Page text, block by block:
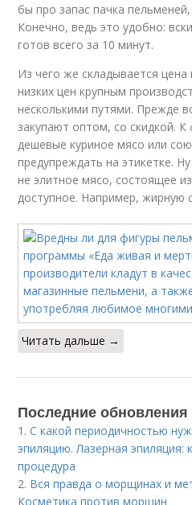
бы про запас пачка
Конечно, ведь это удобно:
готов всего за 10 минут.
Из чего же складывается
низких цен крупным
несколькими путями. Прежде
закупают оптом, со скидкой.
дешевые куриное мясо или
предупреждать на этикетке.
не элитное мясо, состоящее
доступное. Например, жирную
Читать дальше →
Последние обновления
1.С какой периодичностью
эпиляцию. Лазерная эпиляция:
процедура
2. Вся правда о морщинах и
Косметика против морщин